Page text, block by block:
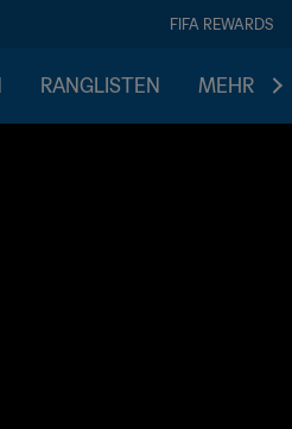
FIFA REWARDS
RANGLISTEN MEHR